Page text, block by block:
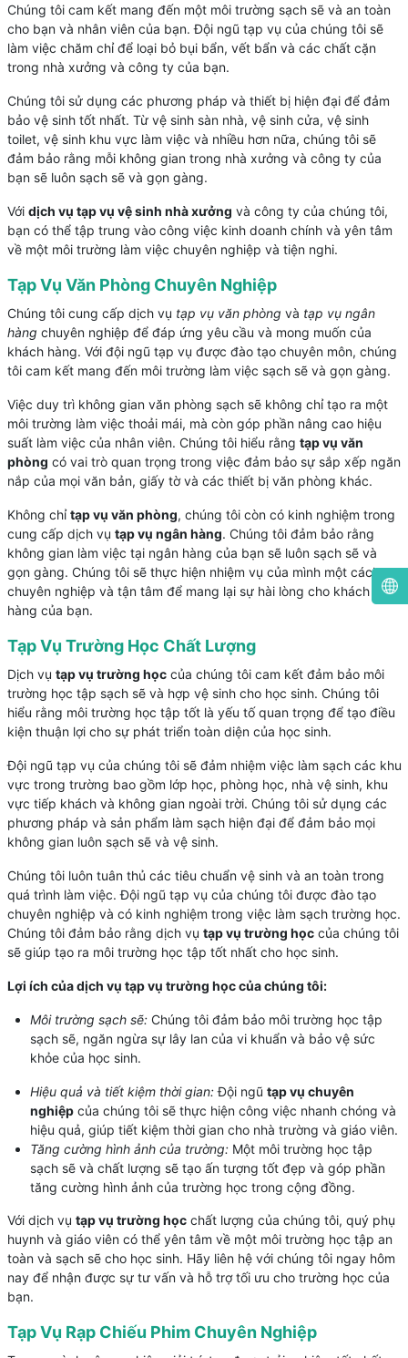
Chúng tôi cam kết mang đến một môi trường sạch sẽ và an toàn
cho bạn và nhân viên của bạn. Đội ngũ tạp vụ của chúng tôi sẽ
làm việc chăm chỉ để loại bỏ bụi bẩn, vết bẩn và các chất cặn
trong nhà xưởng và công ty của bạn.
Chúng tôi sử dụng các phương pháp và thiết bị hiện đại để đảm
bảo vệ sinh tốt nhất. Từ vệ sinh sàn nhà, vệ sinh cửa, vệ sinh
toilet, vệ sinh khu vực làm việc và nhiều hơn nữa, chúng tôi sẽ
đảm bảo rằng mỗi không gian trong nhà xưởng và công ty của
bạn sẽ luôn sạch sẽ và gọn gàng.
Với dịch vụ tạp vụ vệ sinh nhà xưởng và công ty của chúng tôi,
bạn có thể tập trung vào công việc kinh doanh chính và yên tâm
về một môi trường làm việc chuyên nghiệp và tiện nghi.
Tạp Vụ Văn Phòng Chuyên Nghiệp
Chúng tôi cung cấp dịch vụ tạp vụ văn phòng và tạp vụ ngân
hàng chuyên nghiệp để đáp ứng yêu cầu và mong muốn của
khách hàng. Với đội ngũ tạp vụ được đào tạo chuyên môn, chúng
tôi cam kết mang đến môi trường làm việc sạch sẽ và gọn gàng.
Việc duy trì không gian văn phòng sạch sẽ không chỉ tạo ra một
môi trường làm việc thoải mái, mà còn góp phần nâng cao hiệu
suất làm việc của nhân viên. Chúng tôi hiểu rằng tạp vụ văn
phòng có vai trò quan trọng trong việc đảm bảo sự sắp xếp ngăn
nắp của mọi văn bản, giấy tờ và các thiết bị văn phòng khác.
Không chỉtạp vụ văn phòng, chúng tôi còn có kinh nghiệm trong
cung cấp dịch vụ tạp vụ ngân hàng. Chúng tôi đảm bảo rằng
không gian làm việc tại ngân hàng của bạn sẽ luôn sạch sẽ và
gọn gàng. Chúng tôi sẽ thực hiện nhiệm vụ của mình một cách
chuyên nghiệp và tận tâm để mang lại sự hài lòng cho khách
hàng của bạn.
Tạp Vụ Trường Học Chất Lượng
Dịch vụ tạp vụ trường họccủa chúng tôi cam kết đảm bảo môi
trường học tập sạch sẽ và hợp vệ sinh cho học sinh. Chúng tôi
hiểu rằng môi trường học tập tốt là yếu tố quan trọng để tạo điều
kiện thuận lợi cho sự phát triển toàn diện của học sinh.
Đội ngũ tạp vụ của chúng tôi sẽ đảm nhiệm việc làm sạch các khu
vực trong trường bao gồm lớp học, phòng học, nhà vệ sinh, khu
vực tiếp khách và không gian ngoài trời. Chúng tôi sử dụng các
phương pháp và sản phẩm làm sạch hiện đại để đảm bảo mọi
không gian luôn sạch sẽ và vệ sinh.
Chúng tôi luôn tuân thủ các tiêu chuẩn vệ sinh và an toàn trong
quá trình làm việc. Đội ngũ tạp vụ của chúng tôi được đào tạo
chuyên nghiệp và có kinh nghiệm trong việc làm sạch trường học.
Chúng tôi đảm bảo rằng dịch vụ tạp vụ trường họccủa chúng tôi
sẽ giúp tạo ra môi trường học tập tốt nhất cho học sinh.
Lợi ích của dịch vụ tạp vụ trường học của chúng tôi:
Môi trường sạch sẽ:Chúng tôi đảm bảo môi trường học tập
sạch sẽ, ngăn ngừa sự lây lan của vi khuẩn và bảo vệ sức
khỏe của học sinh.
Hiệu quả và tiết kiệm thời gian:Đội ngũ tạp vụ chuyên
nghiệpcủa chúng tôi sẽ thực hiện công việc nhanh chóng và
hiệu quả, giúp tiết kiệm thời gian cho nhà trường và giáo viên.
Tăng cường hình ảnh của trường:Một môi trường học tập
sạch sẽ và chất lượng sẽ tạo ấn tượng tốt đẹp và góp phần
tăng cường hình ảnh của trường học trong cộng đồng.
Với dịch vụ tạp vụ trường họcchất lượng của chúng tôi, quý phụ
huynh và giáo viên có thể yên tâm về một môi trường học tập an
toàn và sạch sẽ cho học sinh. Hãy liên hệ với chúng tôi ngay hôm
nay để nhận được sự tư vấn và hỗ trợ tối ưu cho trường học của
bạn.
Tạp Vụ Rạp Chiếu Phim Chuyên Nghiệp